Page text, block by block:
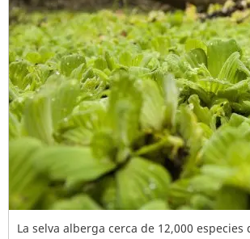
La selva alberga cerca de 12,000 especies